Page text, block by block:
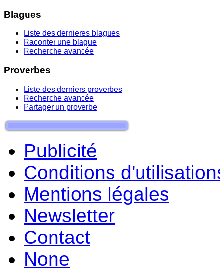
Blagues
Liste des dernieres blagues
Raconter une blague
Recherche avancée
Proverbes
Liste des derniers proverbes
Recherche avancée
Partager un proverbe
Publicité
Conditions
Mentions légales
Newsletter
Contact
None